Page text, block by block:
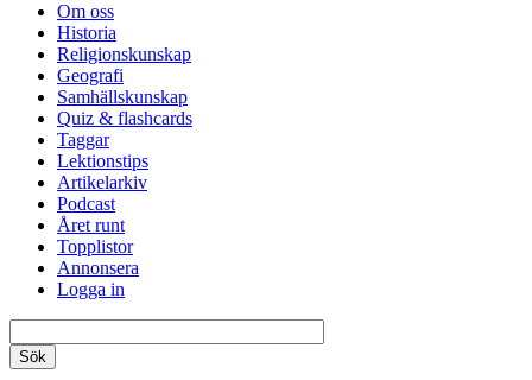
Om oss
Historia
Religionskunskap
Geografi
Samhällskunskap
Quiz & flashcards
Taggar
Lektionstips
Artikelarkiv
Podcast
Året runt
Topplistor
Annonsera
Logga in